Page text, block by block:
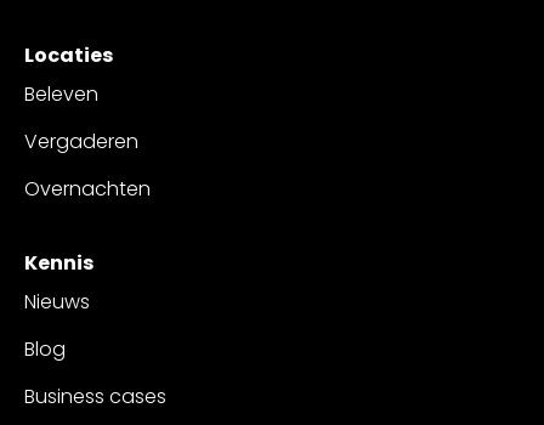
Locaties
Beleven
Vergaderen
Overnachten
Kennis
Nieuws
Blog
Business cases